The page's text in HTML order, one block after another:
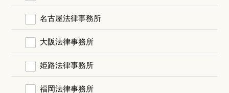
名古屋法律事務所
大阪法律事務所
姫路法律事務所
福岡法律事務所